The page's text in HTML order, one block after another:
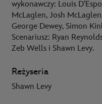
wykonawczy: Louis
McLaglen, Josh
George Dewey, Simon
Scenariusz: Ryan
Zeb Wells i Shawn Levy.
Reżyseria
Shawn Levy